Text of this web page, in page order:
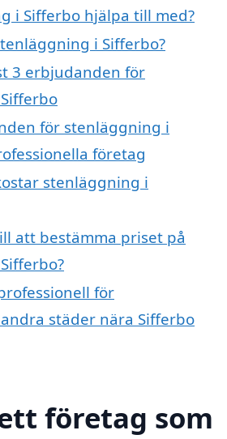
i Sifferbo hjälpa till med?
i Sifferbo?
3 erbjudanden för
för stenläggning i
företag
stenläggning i
att bestämma priset på
för
städer nära Sifferbo
företag som